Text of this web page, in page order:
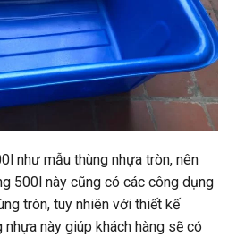
như mẫu thùng nhựa tròn, nên
500l này cũng có các công dụng
tròn, tuy nhiên với thiết kế
nhựa này giúp khách hàng sẽ có